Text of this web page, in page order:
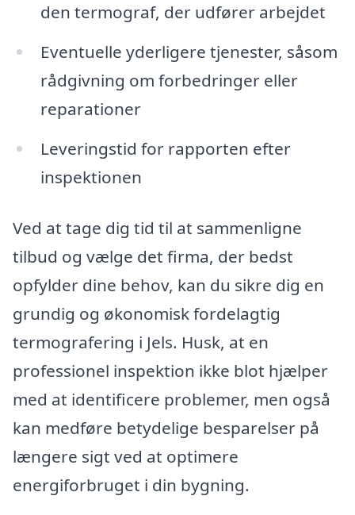
den termograf, der udfører arbejdet
Eventuelle yderligere tjenester, såsom
rådgivning om forbedringer eller
reparationer
Leveringstid for rapporten efter
inspektionen
Ved at tage dig tid til at sammenligne
tilbud og vælge det firma, der bedst
opfylder dine behov, kan du sikre dig en
grundig og økonomisk fordelagtig
termografering i Jels. Husk, at en
professionel inspektion ikke blot hjælper
med at identificere problemer, men også
kan medføre betydelige besparelser på
længere sigt ved at optimere
energiforbruget i din bygning.